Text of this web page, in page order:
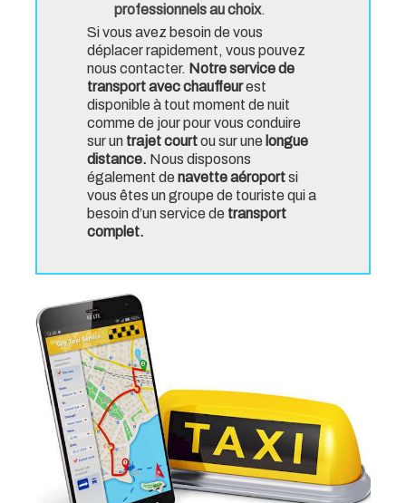
professionnels au choix.
Si vous avez besoin de vous
déplacer rapidement, vous pouvez
nous contacter. Notre service de
transport avec chauffeurest
disponible à tout moment de nuit
comme de jour pour vous conduire
sur un trajet courtou sur une longue
distance. Nous disposons
également de navette aéroportsi
vous êtes un groupe de touriste qui a
besoin d’un service de transport
complet.